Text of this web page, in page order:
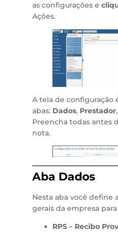
as configurações e
Ações.
A tela de configuração
abas: Dados, Prestador,
Preencha todas antes
nota.
Aba Dados
Nesta aba você define
gerais da empresa
RPS – Recibo